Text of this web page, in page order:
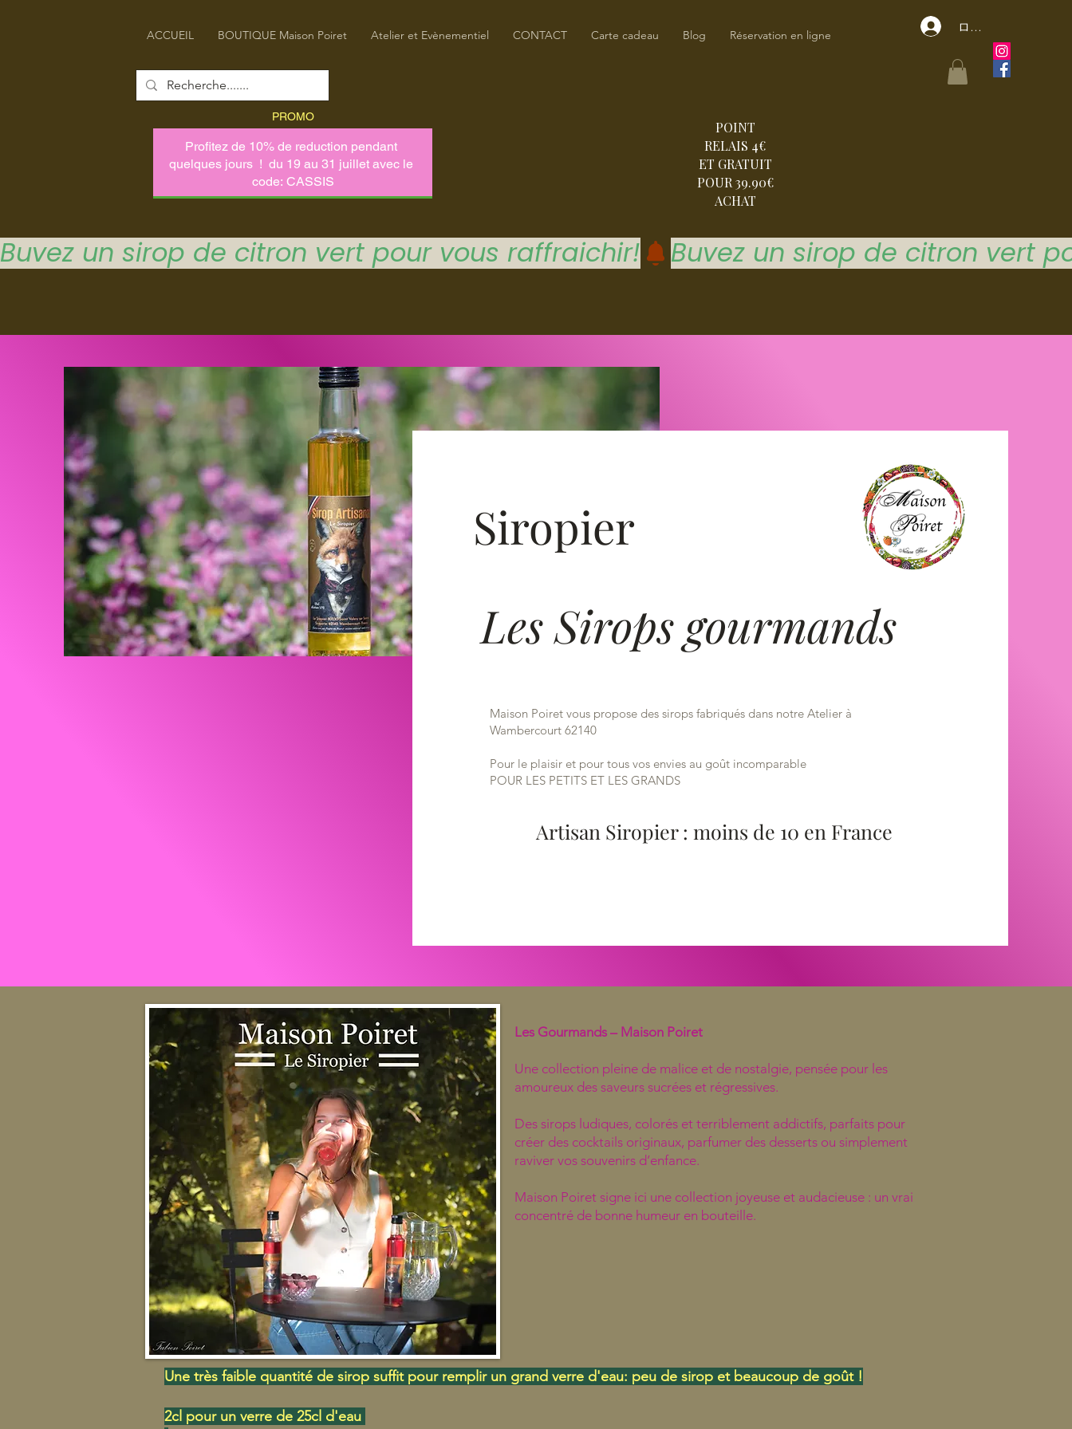
ログイン
ACCUEIL BOUTIQUE Maison Poiret Atelier et Evènementiel CONTACT Carte cadeau Blog Réservation en ligne
POINT
RELAIS 4€
ET GRATUIT
POUR 39.90€
ACHAT
PROMO
Buvez un sirop de citron vert pour vous raffraichir!
Siropier
Les Sirops gourmands
Maison Poiret vous propose des sirops fabriqués dans notre Atelier à
Wambercourt 62140
Pour le plaisir et pour tous vos envies au goût incomparable
POUR LES PETITS ET LES GRANDS
Artisan Siropier : moins de 10 en France
Les Gourmands – Maison Poiret
Une collection pleine de malice et de nostalgie, pensée pour les
amoureux des saveurs sucrées et régressives.
Des sirops ludiques, colorés et terriblement addictifs, parfaits pour
créer des cocktails originaux, parfumer des desserts ou simplement
raviver vos souvenirs d’enfance.
Maison Poiret signe ici une collection joyeuse et audacieuse : un vrai
concentré de bonne humeur en bouteille.
Une très faible quantité de sirop suffit pour remplir un grand verre d'eau: peu de sirop et beaucoup de goût !
2cl pour un verre de 25cl d'eau